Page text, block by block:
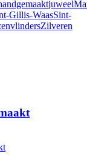
juweel
Gillis-WaasSint-
vlindersZilveren